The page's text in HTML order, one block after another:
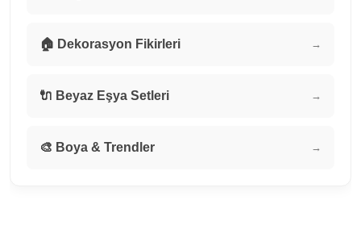
🏠 Dekorasyon Fikirleri →
🔌 Beyaz Eşya Setleri →
🎨 Boya & Trendler →